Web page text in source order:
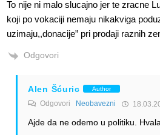
To nije ni malo slucajno jer te zracne
koji po vokaciji nemaju nikakviga
uzimaju,,donacije” pri prodaji raznih
Odgovori
Alen Šćuric Author
Odgovori Neobavezni
Ajde da ne odemo u politiku. Hvala.